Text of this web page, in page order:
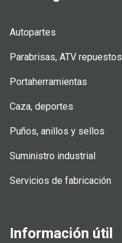
Autopartes
Parabrisas, ATV repuestos
Portaherramientas
Caza, deportes
Puños, anillos y sellos
Suministro industrial
Servicios de fabricación
Información útil